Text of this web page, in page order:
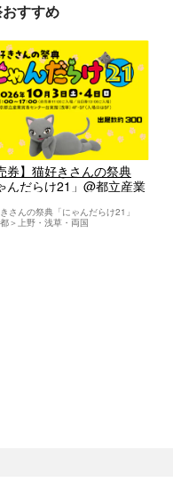
すすめ
2位
券】猫好きさんの祭典
んだらけ21」@都立産業
・4）
さんの祭典「にゃんだらけ21」
上野・浅草・両国